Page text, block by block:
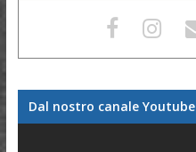
Dal nostro canale Youtube